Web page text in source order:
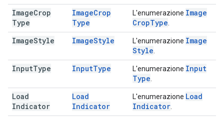
ImageCrop
Type
ImageCrop
Type
L'enumerazione Image
CropType
ImageStyle ImageStyle L'enumerazione Image
Style
InputType InputType L'enumerazione Input
Type
Load
Indicator
Load
Indicator
L'enumerazione Load
Indicator